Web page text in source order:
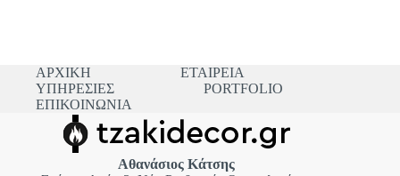
ΑΡΧΙΚΗ
ΕΤΑΙΡΕΙΑ
ΥΠΗΡΕΣΙΕΣ
PORTFOLIO
ΕΠΙΚΟΙΝΩΝΙΑ
Αθανάσιος Κάτσης